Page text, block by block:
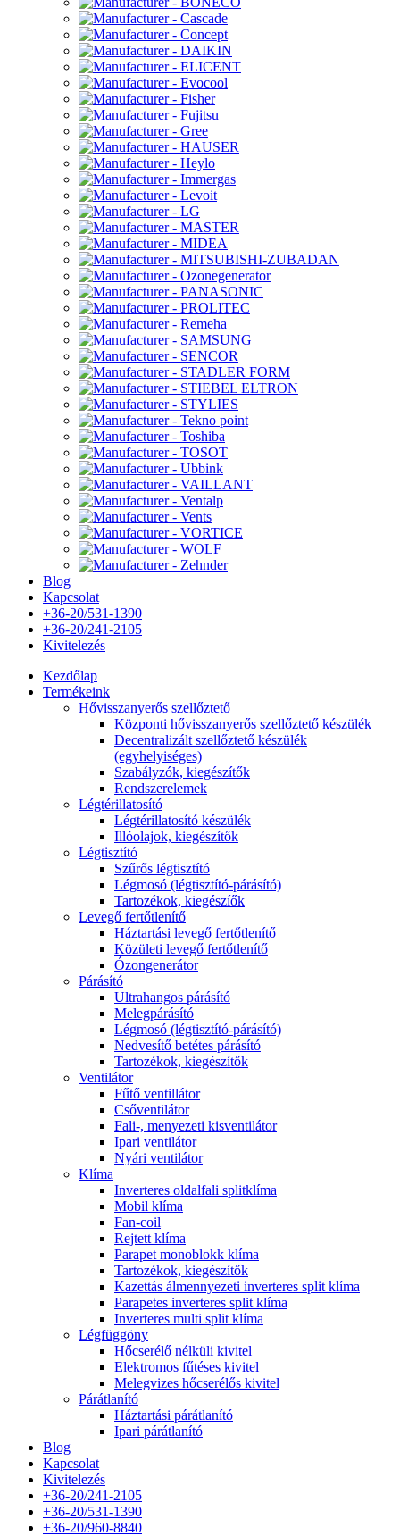
Blog
Kapcsolat
+36-20/531-1390
+36-20/241-2105
Kivitelezés
Kezdőlap
Termékeink
Hővisszanyerős szellőztető
Központi hővisszanyerős szellőztető készülék
Decentralizált szellőztető készülék
(egyhelyiséges)
Szabályzók, kiegészítők
Rendszerelemek
Légtérillatosító
Légtérillatosító készülék
Illóolajok, kiegészítők
Légtisztító
Szűrős légtisztító
Légmosó (légtisztító-párásító)
Tartozékok, kiegészíők
Levegő fertőtlenítő
Háztartási levegő fertőtlenítő
Közületi levegő fertőtlenítő
Ózongenerátor
Párásító
Ultrahangos párásító
Melegpárásító
Légmosó (légtisztító-párásító)
Nedvesítő betétes párásító
Tartozékok, kiegészítők
Ventilátor
Fűtő ventillátor
Csőventilátor
Fali-, menyezeti kisventilátor
Ipari ventilátor
Nyári ventilátor
Klíma
Inverteres oldalfali splitklíma
Mobil klíma
Fan-coil
Rejtett klíma
Parapet monoblokk klíma
Tartozékok, kiegészítők
Kazettás álmennyezeti inverteres split klíma
Parapetes inverteres split klíma
Inverteres multi split klíma
Légfüggöny
Hőcserélő nélküli kivitel
Elektromos fűtéses kivitel
Melegvizes hőcserélős kivitel
Párátlanító
Háztartási párátlanító
Ipari párátlanító
Blog
Kapcsolat
Kivitelezés
+36-20/241-2105
+36-20/531-1390
+36-20/960-8840